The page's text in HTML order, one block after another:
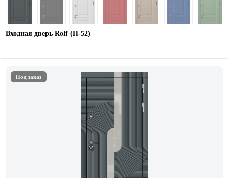
Входная дверь Rolf (П-52)
Под заказ